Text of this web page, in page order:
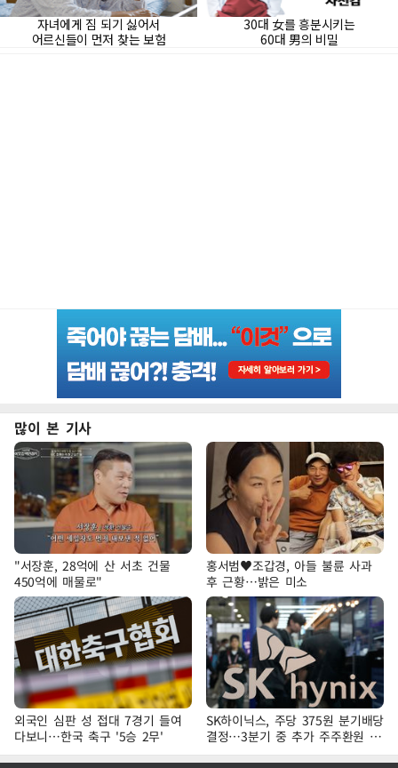
많이 본 기사
"서장훈, 28억에 산 서초 건물
450억에 매물로"
홍서범♥조갑경, 아들 불륜 사과
후 근황…밝은 미소
외국인 심판 성 접대 7경기 들여
다보니…한국 축구 '5승 2무'
SK하이닉스, 주당 375원 분기배당
결정…3분기 중 추가 주주환원 발
표